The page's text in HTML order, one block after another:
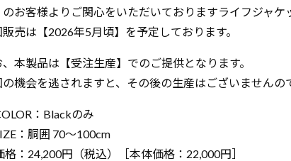
のお客様よりご関心をいただいておりますライフジャ
売は【2026年5月頃】を予定しております。
、本製品は【受注生産】でのご提供となります。
機会を逃されますと、その後の生産はございませんの
：Blackのみ
：胴囲 70～100cm
：24,200円（税込）［本体価格：22,000円］